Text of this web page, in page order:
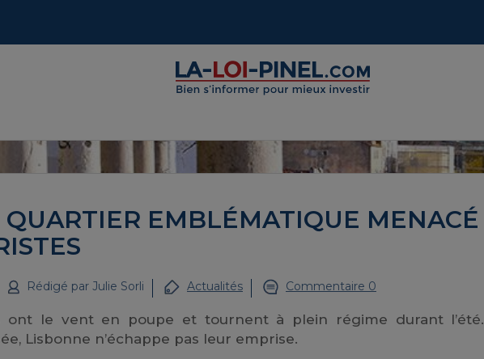
EMBLÉMATIQUE MENACÉ
Rédigé par Julie Sorli Actualités Commentaire 0
ont le vent en poupe et tournent à plein régime durant l’été.
Lisbonne n’échappe pas leur emprise.